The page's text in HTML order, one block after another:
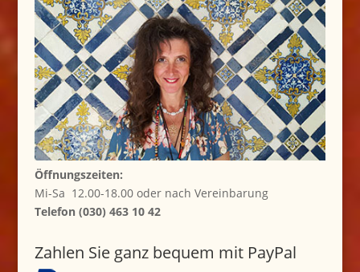
Öffnungszeiten:
Mi-Sa 12.00-18.00 oder nach Vereinbarung
Telefon (030) 463 10 42
Zahlen Sie ganz bequem mit PayPal